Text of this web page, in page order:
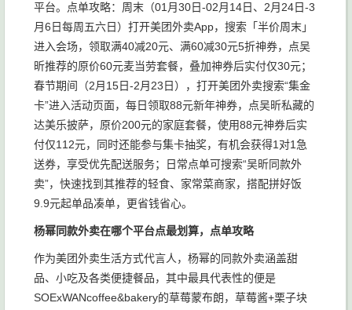
平台。点单攻略：周末（01月30日-02月14日、2月24日-3
月6日每周五六日）打开美团外卖App，搜索「半价周末」
进入会场，领取满40减20元、满60减30元5折神券，点吴
昕推荐的原价60元麦当劳套餐，叠加神券后实付仅30元；
春节期间（2月15日-2月23日），打开美团外卖搜索“集金
卡”进入活动页面，每日领取88元新年神券，点吴昕私藏的
达美乐披萨，原价200元的家庭套餐，使用88元神券后实
付仅112元，同时还能参与集卡抽奖，有机会获得1对1急
送券，享受优先配送服务；日常点单可搜索“吴昕同款外
卖”，快速找到其推荐的轻食、家常菜商家，搭配拼好饭
9.9元起单品凑单，更省钱省心。
杨幂同款外卖在哪个平台点最划算，点单攻略
作为美团外卖生活方式代言人，杨幂的同款外卖涵盖甜
品、小吃及各类便捷餐品，其中最具代表性的便是
SOExWANcoffee&bakery的草莓蒙布朗，草莓酱+栗子块